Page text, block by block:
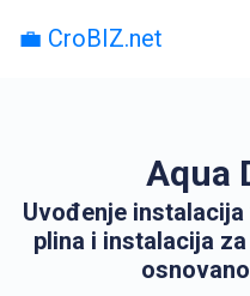
💼 CroBIZ.net
Aqua
Uvođenje
plina i instalacija